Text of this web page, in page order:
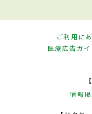
ご利用に
医療広告ガ
情報